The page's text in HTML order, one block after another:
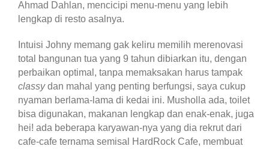
Ahmad Dahlan, mencicipi menu-menu yang lebih
lengkap di resto asalnya.
Intuisi Johny memang gak keliru memilih merenovasi
total bangunan tua yang 9 tahun dibiarkan itu, dengan
perbaikan optimal, tanpa memaksakan harus tampak
classydan mahal yang penting berfungsi, saya cukup
nyaman berlama-lama di kedai ini. Musholla ada, toilet
bisa digunakan, makanan lengkap dan enak-enak, juga
hei! ada beberapa karyawan-nya yang dia rekrut dari
cafe-cafe ternama semisal HardRock Cafe, membuat